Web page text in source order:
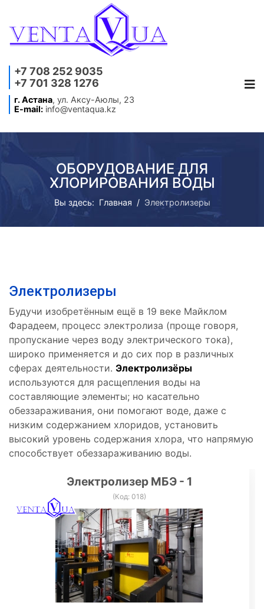
+7 708 252 9035
+7 701 328 1276
г. Астана, ул. Аксу-Аюлы, 23
E-mail: info@ventaqua.kz
ОБОРУДОВАНИЕ ДЛЯ
ХЛОРИРОВАНИЯ ВОДЫ
Вы здесь: Главная Электролизеры
Электролизеры
Будучи изобретённым ещё в 19 веке Майклом
Фарадеем, процесс электролиза (проще говоря,
пропускание через воду электрического тока),
широко применяется и до сих пор в различных
сферах деятельности. Электролизёры
используются для расщепления воды на
составляющие элементы; но касательно
обеззараживания, они помогают воде, даже с
низким содержанием хлоридов, установить
высокий уровень содержания хлора, что напрямую
способствует обеззараживанию воды.
Электролизер МБЭ - 1
(Код: 018)